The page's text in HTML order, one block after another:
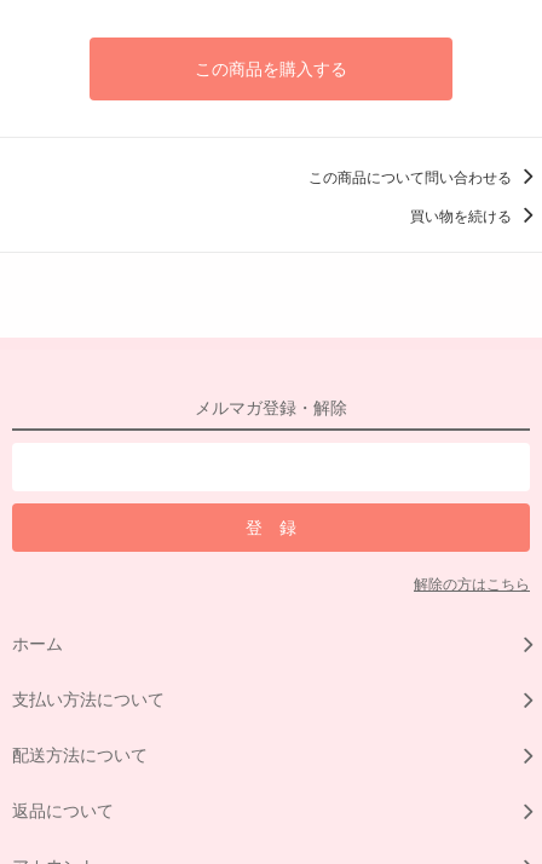
この商品を購入する
この商品について問い合わせる
買い物を続ける
メルマガ登録・解除
解除の方はこちら
ホーム
支払い方法について
配送方法について
返品について